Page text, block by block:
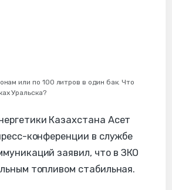
или по 100 литров в один бак. Что
Уральска?
Казахстана Асет
конференции в службе
заявил, что в ЗКО
топливом стабильная.